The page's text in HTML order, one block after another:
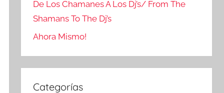
De Los Chamanes A Los Dj’s/ From The
Shamans To The Dj’s
Ahora Mismo!
Categorías